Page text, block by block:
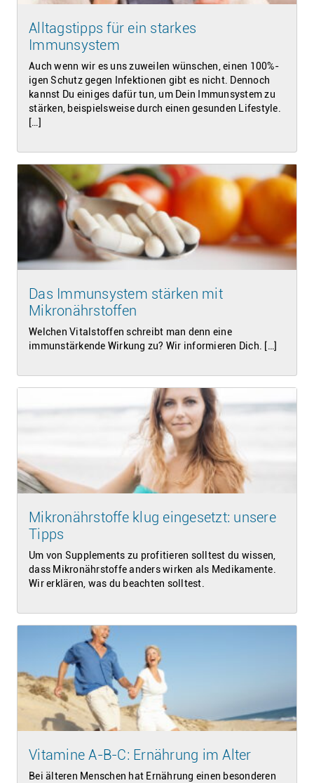
Alltagstipps für ein starkes
Immunsystem
Auch wenn wir es uns zuweilen wünschen, einen 100%-
igen Schutz gegen Infektionen gibt es nicht. Dennoch
kannst Du einiges dafür tun, um Dein Immunsystem zu
stärken, beispielsweise durch einen gesunden Lifestyle.
[…]
Das Immunsystem stärken mit
Mikronährstoffen
Welchen Vitalstoffen schreibt man denn eine
immunstärkende Wirkung zu? Wir informieren Dich. […]
Mikronährstoffe klug eingesetzt: unsere
Tipps
Um von Supplements zu profitieren solltest du wissen,
dass Mikronährstoffe anders wirken als Medikamente.
Wir erklären, was du beachten solltest.
Vitamine A-B-C: Ernährung im Alter
Bei älteren Menschen hat Ernährung einen besonderen